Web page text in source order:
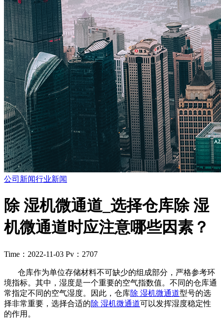
公司新闻行业新闻
除 湿机微通道_选择仓库除 湿
机微通道时应注意哪些因素？
Time：2022-11-03 Pv：2707
仓库作为单位存储材料不可缺少的组成部分，严格参考环
境指标。其中，湿度是一个重要的空气指数值。不同的仓库通
常指定不同的空气湿度。因此，仓库除 湿机微通道型号的选
择非常重要，选择合适的除 湿机微通道可以发挥湿度稳定性
的作用。